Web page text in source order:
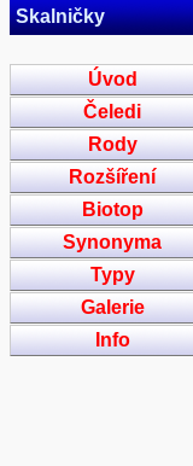
Skalničky
Úvod
Čeledi
Rody
Rozšíření
Biotop
Synonyma
Typy
Galerie
Info